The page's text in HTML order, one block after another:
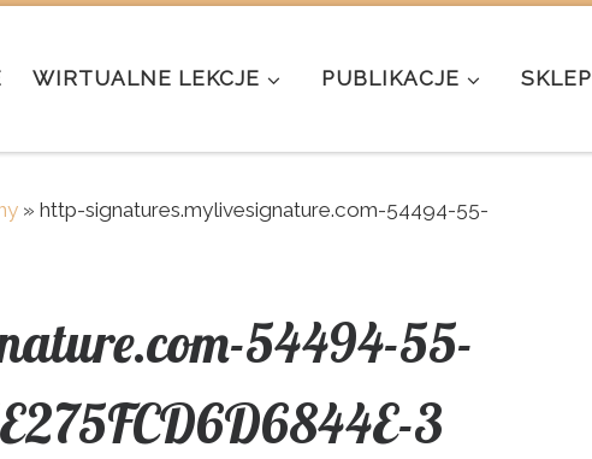
WIRTUALNE LEKCJE PUBLIKACJE SKLEP
» http-signatures.mylivesignature.com-54494-55-
54494-55-
3